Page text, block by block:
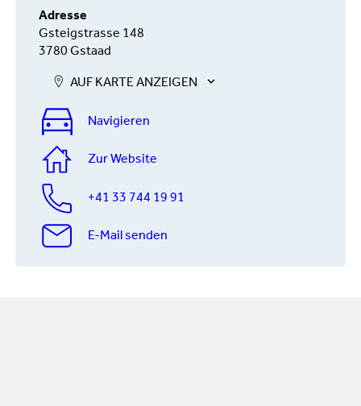
Adresse
Gsteigstrasse 148
3780 Gstaad
AUF KARTE ANZEIGEN
Navigieren
Zur Website
+41 33 744 19 91
E-Mail senden